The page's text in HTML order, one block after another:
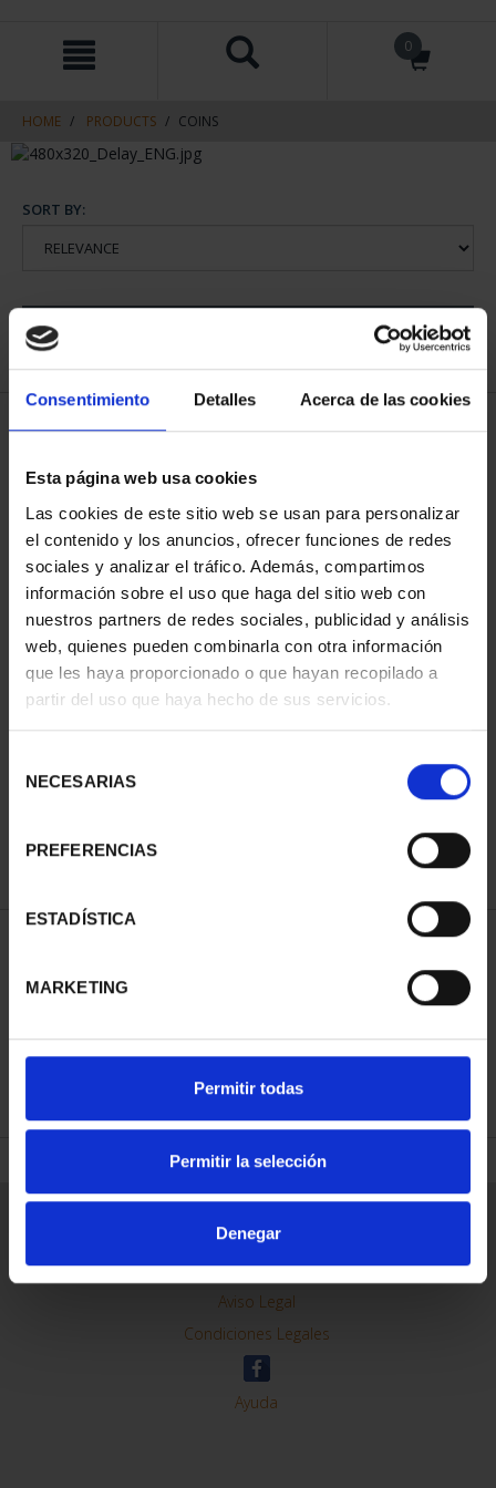
Consentimiento Detalles Acerca de las cookies
Esta página web usa cookies
Las cookies de este sitio web se usan para personalizar
el contenido y los anuncios, ofrecer funciones de redes
sociales y analizar el tráfico. Además, compartimos
información sobre el uso que haga del sitio web con
nuestros partners de redes sociales, publicidad y análisis
web, quienes pueden combinarla con otra información
que les haya proporcionado o que hayan recopilado a
partir del uso que haya hecho de sus servicios.
NECESARIAS
PREFERENCIAS
ESTADÍSTICA
MARKETING
Permitir todas
Permitir la selección
Denegar
navigation
0
HOME PRODUCTS COINS
SORT BY:
1 Products found
€140.00
REFINE
Contacto
Preguntas Frequentes (FAQs)
Aviso Legal
Condiciones Legales
Ayuda